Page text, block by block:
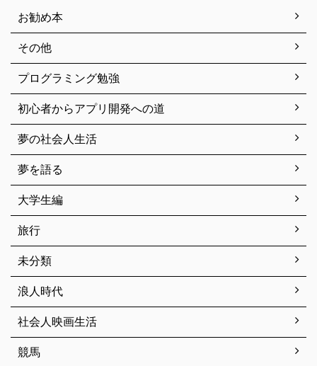
お勧め本
その他
プログラミング勉強
初心者からアプリ開発への道
夢の社会人生活
夢を語る
大学生編
旅行
未分類
浪人時代
社会人映画生活
競馬